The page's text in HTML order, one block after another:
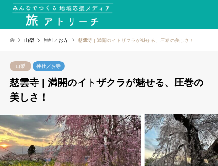
山梨 神社／お寺 慈雲寺 | 満開のイトザクラが魅せる、圧巻の美しさ！
山梨 神社／お寺
慈雲寺 | 満開のイトザクラが魅せる、圧巻の
美しさ！